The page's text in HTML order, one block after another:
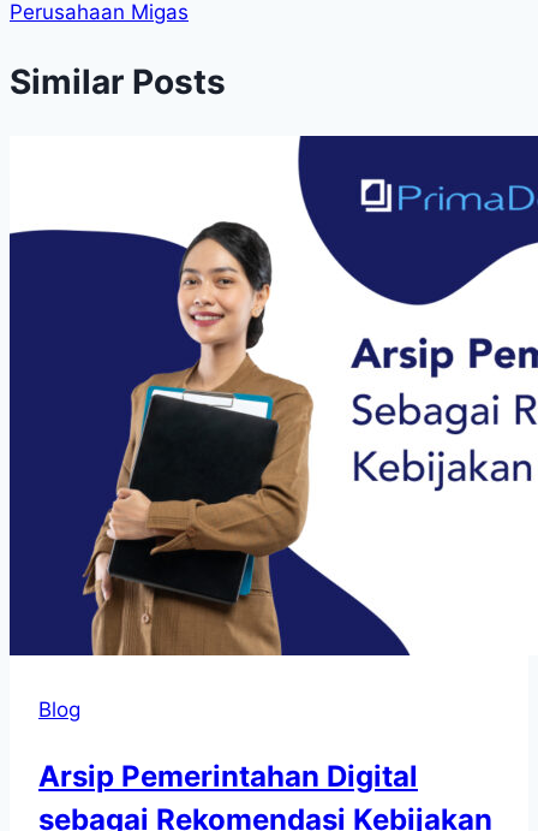
Perusahaan Migas
Similar Posts
Blog
Arsip Pemerintahan Digital
sebagai Rekomendasi Kebijakan